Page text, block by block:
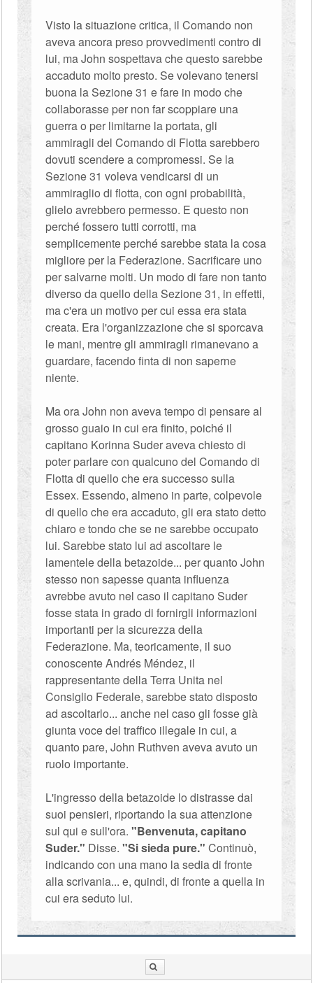
Visto la situazione critica, il Comando non
aveva ancora preso provvedimenti contro di
lui, ma John sospettava che questo sarebbe
accaduto molto presto. Se volevano tenersi
buona la Sezione 31 e fare in modo che
collaborasse per non far scoppiare una
guerra o per limitarne la portata, gli
ammiragli del Comando di Flotta sarebbero
dovuti scendere a compromessi. Se la
Sezione 31 voleva vendicarsi di un
ammiraglio di flotta, con ogni probabilità,
glielo avrebbero permesso. E questo non
perché fossero tutti corrotti, ma
semplicemente perché sarebbe stata la cosa
migliore per la Federazione. Sacrificare uno
per salvarne molti. Un modo di fare non tanto
diverso da quello della Sezione 31, in effetti,
ma c'era un motivo per cui essa era stata
creata. Era l'organizzazione che si sporcava
le mani, mentre gli ammiragli rimanevano a
guardare, facendo finta di non saperne
niente.
Ma ora John non aveva tempo di pensare al
grosso guaio in cui era finito, poiché il
capitano Korinna Suder aveva chiesto di
poter parlare con qualcuno del Comando di
Flotta di quello che era successo sulla
Essex. Essendo, almeno in parte, colpevole
di quello che era accaduto, gli era stato detto
chiaro e tondo che se ne sarebbe occupato
lui. Sarebbe stato lui ad ascoltare le
lamentele della betazoide... per quanto John
stesso non sapesse quanta influenza
avrebbe avuto nel caso il capitano Suder
fosse stata in grado di fornirgli informazioni
importanti per la sicurezza della
Federazione. Ma, teoricamente, il suo
conoscente Andrés Méndez, il
rappresentante della Terra Unita nel
Consiglio Federale, sarebbe stato disposto
ad ascoltarlo... anche nel caso gli fosse già
giunta voce del traffico illegale in cui, a
quanto pare, John Ruthven aveva avuto un
ruolo importante.
L'ingresso della betazoide lo distrasse dai
suoi pensieri, riportando la sua attenzione
sul qui e sull'ora."Benvenuta, capitano
Suder." Disse."Si sieda pure." Continuò,
indicando con una mano la sedia di fronte
alla scrivania... e, quindi, di fronte a quella in
cui era seduto lui.